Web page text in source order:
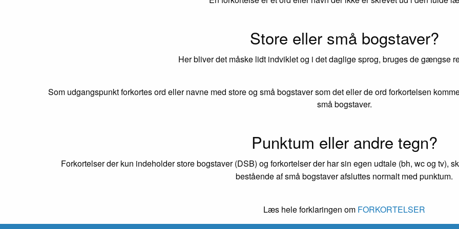
Store eller små bogstaver?
Her bliver det måske lidt indviklet og i det daglige sprog, bruges de gængse
Som udgangspunkt forkortes ord eller navne med store og små bogstaver som det eller de ord forkortelsen
små bogstaver.
Punktum eller andre tegn?
Forkortelser der kun indeholder store bogstaver (DSB) og forkortelser der har sin egen udtale (bh, wc og tv),
bestående af små bogstaver afsluttes normalt med punktum.
Læs hele forklaringen om FORKORTELSER